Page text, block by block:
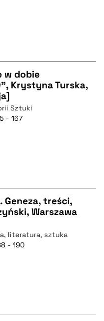
w dobie
Krystyna Turska,
Sztuki
- 167
Geneza, treści,
Warszawa
literatura, sztuka
- 190